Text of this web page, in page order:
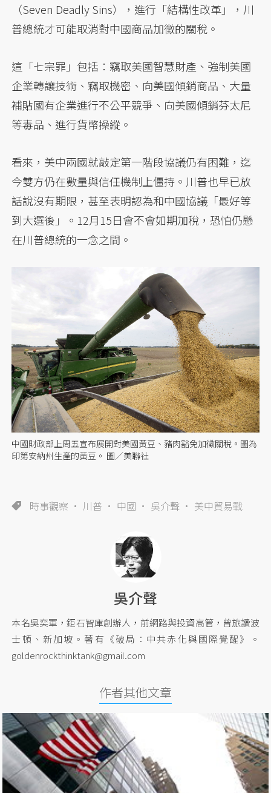
（Seven Deadly Sins），進行「結構性改革」，川
普總統才可能取消對中國商品加徵的關稅。
這「七宗罪」包括：竊取美國智慧財產、強制美國
企業轉讓技術、竊取機密、向美國傾銷商品、大量
補貼國有企業進行不公平競爭、向美國傾銷芬太尼
等毒品、進行貨幣操縱。
看來，美中兩國就敲定第一階段協議仍有困難，迄
今雙方仍在數量與信任機制上僵持。川普也早已放
話說沒有期限，甚至表明認為和中國協議「最好等
到大選後」。12月15日會不會如期加稅，恐怕仍懸
在川普總統的一念之間。
中國財政部上周五宣布展開對美國黃豆、豬肉豁免加徵關稅。圖為
印第安納州生產的黃豆。 圖／美聯社
時事觀察 川普 中國 吳介聲 美中貿易戰
吳介聲
本名吳奕軍，鉅石智庫創辦人，前網路與投資高管，曾旅讀波
士頓、新加坡。著有《破局：中共赤化與國際覺醒》。
goldenrockthinktank@gmail.com
作者其他文章